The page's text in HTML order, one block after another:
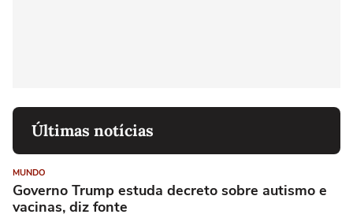
Últimas notícias
MUNDO
Governo Trump estuda decreto sobre autismo e
vacinas, diz fonte